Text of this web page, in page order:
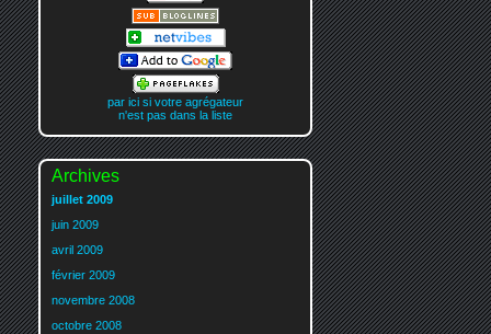
par ici si votre agrégateur
n'est pas dans la liste
Archives
juillet 2009
juin 2009
avril 2009
février 2009
novembre 2008
octobre 2008